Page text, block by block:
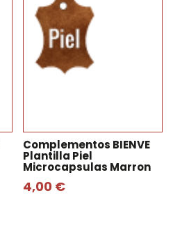
Complementos BIENVE
Plantilla Piel
Microcapsulas Marron
4,00 €